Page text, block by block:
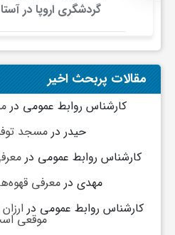
گردشگری اروپا در
مقالات پربحث اخیر
کارشناس روابط عمومی در
حیدر درمسجد
کارشناس روابط عمومی در
مهدی درمعرفی
کارشناس روابط عمومی در
موقعی